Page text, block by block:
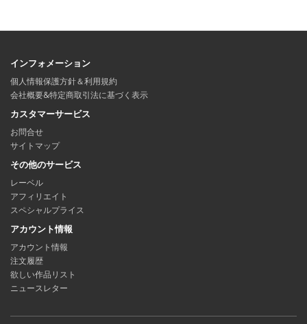
インフォメーション
個人情報保護方針＆利用規約
会社概要&特定商取引法に基づく表示
カスタマーサービス
お問合せ
サイトマップ
その他のサービス
レーベル
アフィリエイト
スペシャルプライス
アカウント情報
アカウント情報
注文履歴
欲しい作品リスト
ニュースレター